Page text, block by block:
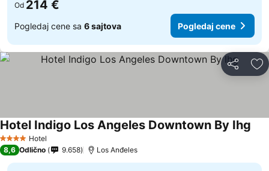
Od 214 €
Pogledaj cene sa 6 sajtova Pogledaj cene
Deli
4 ZvezdiceHotel
Hotel Indigo Los Angeles Downtown By Ihg
8,6 Odlično 9.658 Los Anđeles